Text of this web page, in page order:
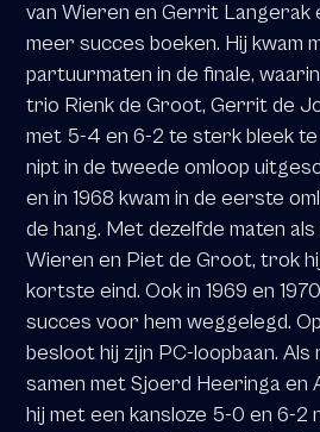
van Wieren en Gerrit Langerak
meer succes boeken. Hij kwam
partuurmaten in de finale,
trio Rienk de Groot, Gerrit de
met 5-4 en 6-2 te sterk bleek te
nipt in de tweede omloop
en in 1968 kwam in de eerste
de hang. Met dezelfde maten als
Wieren en Piet de Groot, trok
kortste eind. Ook in 1969 en
succes voor hem weggelegd.
besloot hij zijn PC-loopbaan. Als
samen met Sjoerd Heeringa en
hij met een kansloze 5-0 en 6-2